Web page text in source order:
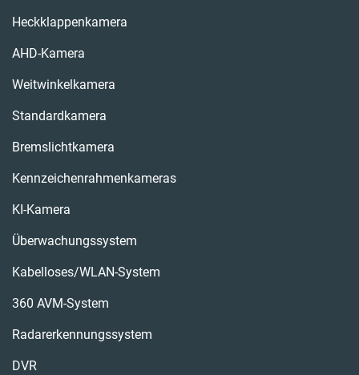
Heckklappenkamera
AHD-Kamera
Weitwinkelkamera
Standardkamera
Bremslichtkamera
Kennzeichenrahmenkameras
KI-Kamera
Überwachungssystem
Kabelloses/WLAN-System
360 AVM-System
Radarerkennungssystem
DVR